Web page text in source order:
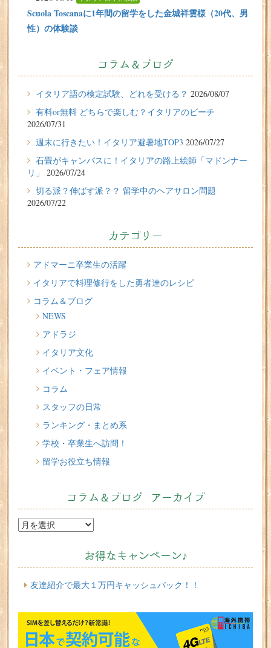
Scuola Toscanaに1年間の留学をした金城祥雲様（20代、男
性）の体験談
有料or無料 どちらで楽しむ？イタリアのビーチ
フィレンツェに1週間の語学留学をしたT.Sさん（10代、女
性）の体験談
2026/07/27
週末に行きたい！イタリア避暑地TOP3
2026/07/24
石畳がキャンバスに！イタリアの路上絵師「マドンナー
リ」
切る派？伸ばす派？？ 留学中のヘアサロン問題
2026/07/20
イタリア人はどんなジェラートを食べる？
2026/07/17
イタリアが誇る3人の天才芸術家 その傑作を見に行こう！
2026/07/16
味わってみたい！魚介の「ごった煮」 リヴォルノの
Cacciucco（カッチュッコ）
コラム＆ブログ
イタリア語の検定試験、どれを受ける？ 2026/08/07
有料or無料 どちらで楽しむ？イタリアのビーチ
2026/07/31
週末に行きたい！イタリア避暑地TOP3 2026/07/27
石畳がキャンバスに！イタリアの路上絵師「マドンナー
リ」
2026/07/24
切る派？伸ばす派？？ 留学中のヘアサロン問題
2026/07/22
カテゴリー
アドマーニ卒業生の活躍
イタリアで料理修行をした勇者達のレシピ
コラム＆ブログ
NEWS
アドラジ
イタリア文化
イベント・フェア情報
コラム
スタッフの日常
ランキング・まとめ系
学校・卒業生へ訪問！
留学お役立ち情報
コラム＆ブログ アーカイブ
お得なキャンペーン♪
友達紹介で最大１万円キャッシュバック！！